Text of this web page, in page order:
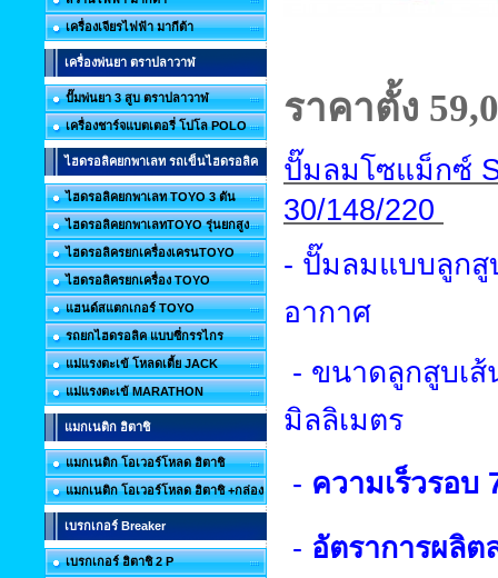
เครื่องเจียรไฟฟ้า มากีต้า
เครื่องพ่นยา ตราปลาวาฬ
ปั๊มพ่นยา 3 สูบ ตราปลาวาฬ
เครื่องชาร์จแบตเตอรี่ โปโล POLO
ไฮดรอลิคยกพาเลท รถเข็นไฮดรอลิค
ไฮดรอลิคยกพาเลท TOYO 3 ตัน
ไฮดรอลิคยกพาเลทTOYO รุ่นยกสูง
ไฮดรอลิครยกเครื่องเครนTOYO
ไฮดรอลิครยกเครื่อง TOYO
แฮนด์สแตกเกอร์ TOYO
รถยกไฮดรอลิค แบบซี่กรรไกร
แม่แรงตะเข้ โหลดเตี้ย JACK
แม่แรงตะเข้ MARATHON
แมกเนติก ฮิตาชิ
แมกเนติก โอเวอร์โหลด ฮิตาชิ
แมกเนติก โอเวอร์โหลด ฮิตาชิ +กล่อง
เบรกเกอร์ Breaker
เบรกเกอร์ ฮิตาชิ 2 P
ราคาตั้ง 59,
ปั๊มลมโซแม็กซ์
30/148/220
- ปั๊มลมแบบลูก
อากาศ
- ขนาดลูกสูบเ
มิลลิเมตร
- ความเร็วรอบ
- อัตราการผลิ